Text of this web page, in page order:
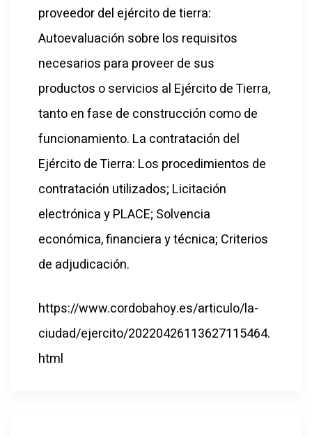
proveedor del ejército de tierra:
Autoevaluación sobre los requisitos
necesarios para proveer de sus
productos o servicios al Ejército de Tierra,
tanto en fase de construcción como de
funcionamiento. La contratación del
Ejército de Tierra: Los procedimientos de
contratación utilizados; Licitación
electrónica y PLACE; Solvencia
económica, financiera y técnica; Criterios
de adjudicación.
https://www.cordobahoy.es/articulo/la-
ciudad/ejercito/20220426113627115464.
html